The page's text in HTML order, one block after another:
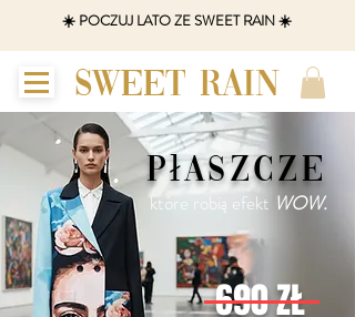
☀️ POCZUJ LATO ZE SWEET RAIN ☀️
SWEET RAIN
płaszcze
które robią efekt WOW.
690 ZŁ